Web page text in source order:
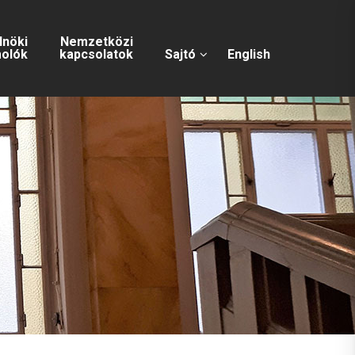
Nemzetközi
kapcsolatok
Sajtó English